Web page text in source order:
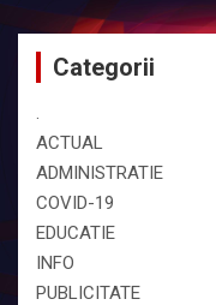
Categorii
.
ACTUAL
ADMINISTRATIE
COVID-19
EDUCATIE
INFO
PUBLICITATE